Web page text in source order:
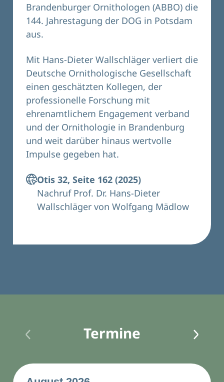
Brandenburger Ornithologen (ABBO) die
144. Jahrestagung der DOG in Potsdam
aus.
Mit Hans-Dieter Wallschläger verliert die
Deutsche Ornithologische Gesellschaft
einen geschätzten Kollegen, der
professionelle Forschung mit
ehrenamtlichem Engagement verband
und der Ornithologie in Brandenburg
und weit darüber hinaus wertvolle
Impulse gegeben hat.
Otis 32, Seite 162 (2025)
Nachruf Prof. Dr. Hans-Dieter
Wallschläger von Wolfgang Mädlow
Termine